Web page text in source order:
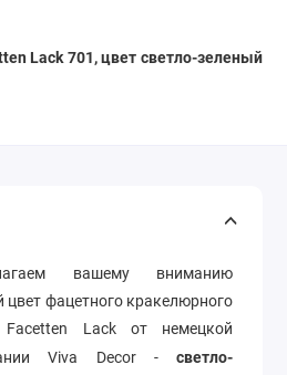
Lack 701, цвет светло-зеленый
вашему вниманию
цвет фацетного кракелюрного
Lack от немецкой
Viva Decor - светло-